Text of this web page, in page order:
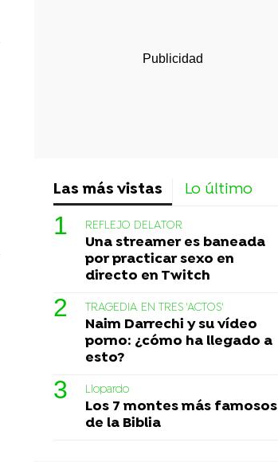
Las más vistas Lo último
REFLEJO DELATOR
Una streamer es baneada
por practicar sexo en
directo en Twitch
TRAGEDIA EN TRES 'ACTOS'
Naim Darrechi y su vídeo
porno: ¿cómo ha llegado a
esto?
Liopardo
Los 7 montes más famosos
de la Biblia